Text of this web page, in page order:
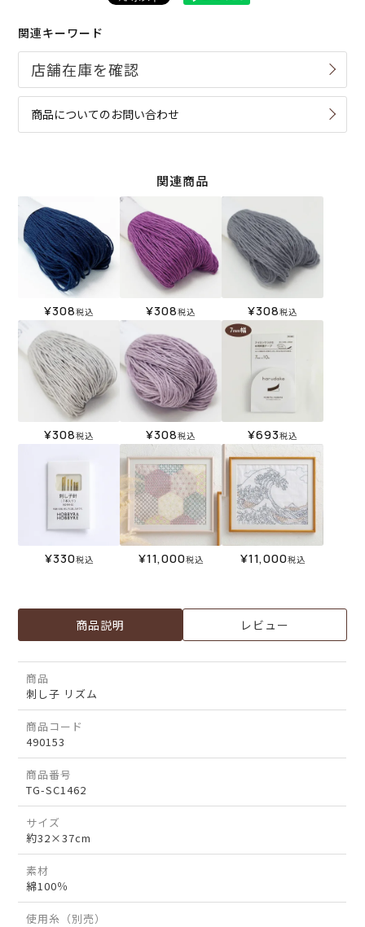
関連キーワード
商品についてのお問い合わせ
関連商品
¥308税込 ¥308税込 ¥308税込
¥308税込 ¥308税込 ¥693税込
¥330税込 ¥11,000税込 ¥11,000税込
商品説明 レビュー
商品
刺し子 リズム
商品コード
490153
商品番号
TG-SC1462
サイズ
約32×37cm
素材
綿100％
使用糸（別売）